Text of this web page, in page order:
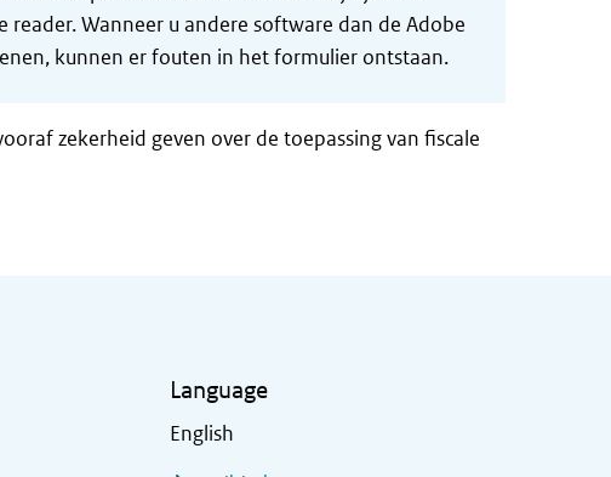
Wanneer u andere software dan de Adobe
kunnen er fouten in het formulier ontstaan.
zekerheid geven over de toepassing van fiscale
Language
English